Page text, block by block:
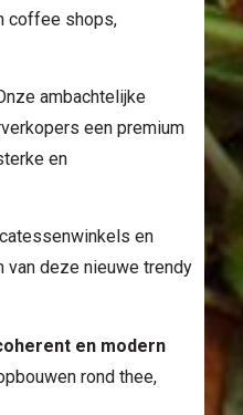
coffee shops,
ambachtelijke
een premium
en
en
van deze nieuwe trendy
en modern
rond thee,